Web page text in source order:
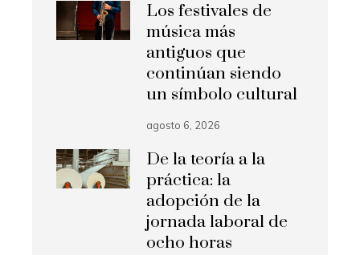
Los festivales de
música más
antiguos que
continúan siendo
un símbolo cultural
agosto 6, 2026
De la teoría a la
práctica: la
adopción de la
jornada laboral de
ocho horas